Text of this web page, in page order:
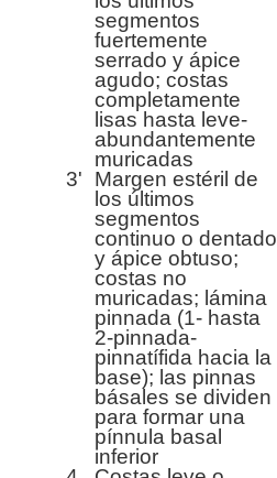
segmentos
fuertemente
serrado y ápice
agudo; costas
completamente
lisas hasta leve-
abundantemente
muricadas
3'
Margen estéril de
los últimos
segmentos
continuo o dentado
y ápice obtuso;
costas no
muricadas; lámina
pinnada (1- hasta
2-pinnada-
pinnatífida hacia la
base); las pinnas
básales se dividen
para formar una
pínnula basal
inferior